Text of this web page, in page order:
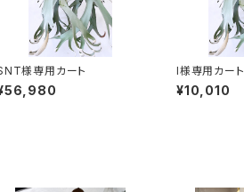
様専用カート I様専用カート
¥10,010